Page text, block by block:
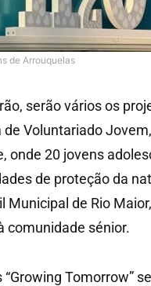
de Arrouquelas
serão vários os
de Voluntariado
onde 20 jovens
de proteção da
Municipal de Rio
comunidade sénior.
Tomorrow”